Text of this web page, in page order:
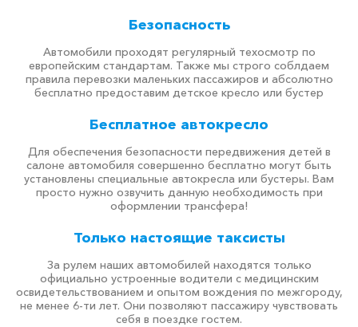
Безопасность
Автомобили проходят регулярный техосмотр по
европейским стандартам. Также мы строго соблдаем
правила перевозки маленьких пассажиров и абсолютно
бесплатно предоставим детское кресло или бустер
Бесплатное автокресло
Для обеспечения безопасности передвижения детей в
салоне автомобиля совершенно бесплатно могут быть
установлены специальные автокресла или бустеры. Вам
просто нужно озвучить данную необходимость при
оформлении трансфера!
Только настоящие таксисты
За рулем наших автомобилей находятся только
официально устроенные водители с медицинским
освидетельствованием и опытом вождения по межгороду,
не менее 6-ти лет. Они позволяют пассажиру чувствовать
себя в поездке гостем.